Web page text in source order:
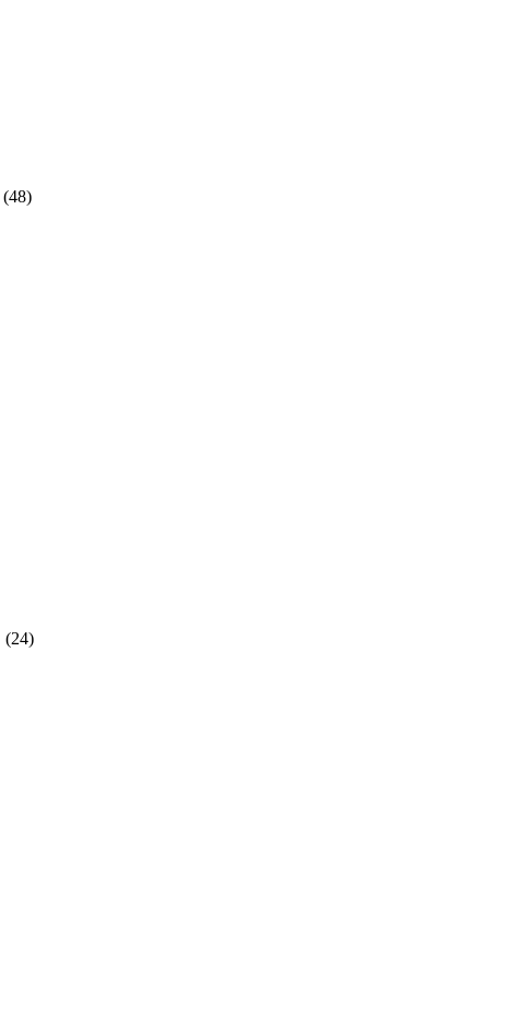
(48)
(24)